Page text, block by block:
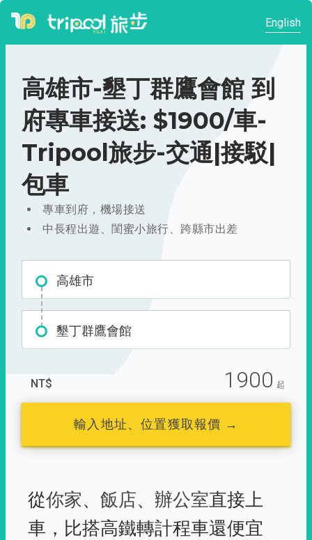
English
高雄市-墾丁群鷹會館 到
府專車接送: $1900/車-
Tripool旅步-交通|接駁|
包車
專車到府，機場接送
中長程出遊、閨蜜小旅行、跨縣市出差
高雄市
墾丁群鷹會館
NT$ 1900 起
輸入地址、位置獲取報價 →
從你家、 飯店、 辦公室直接上
車， 比搭高鐵轉計程車還便宜